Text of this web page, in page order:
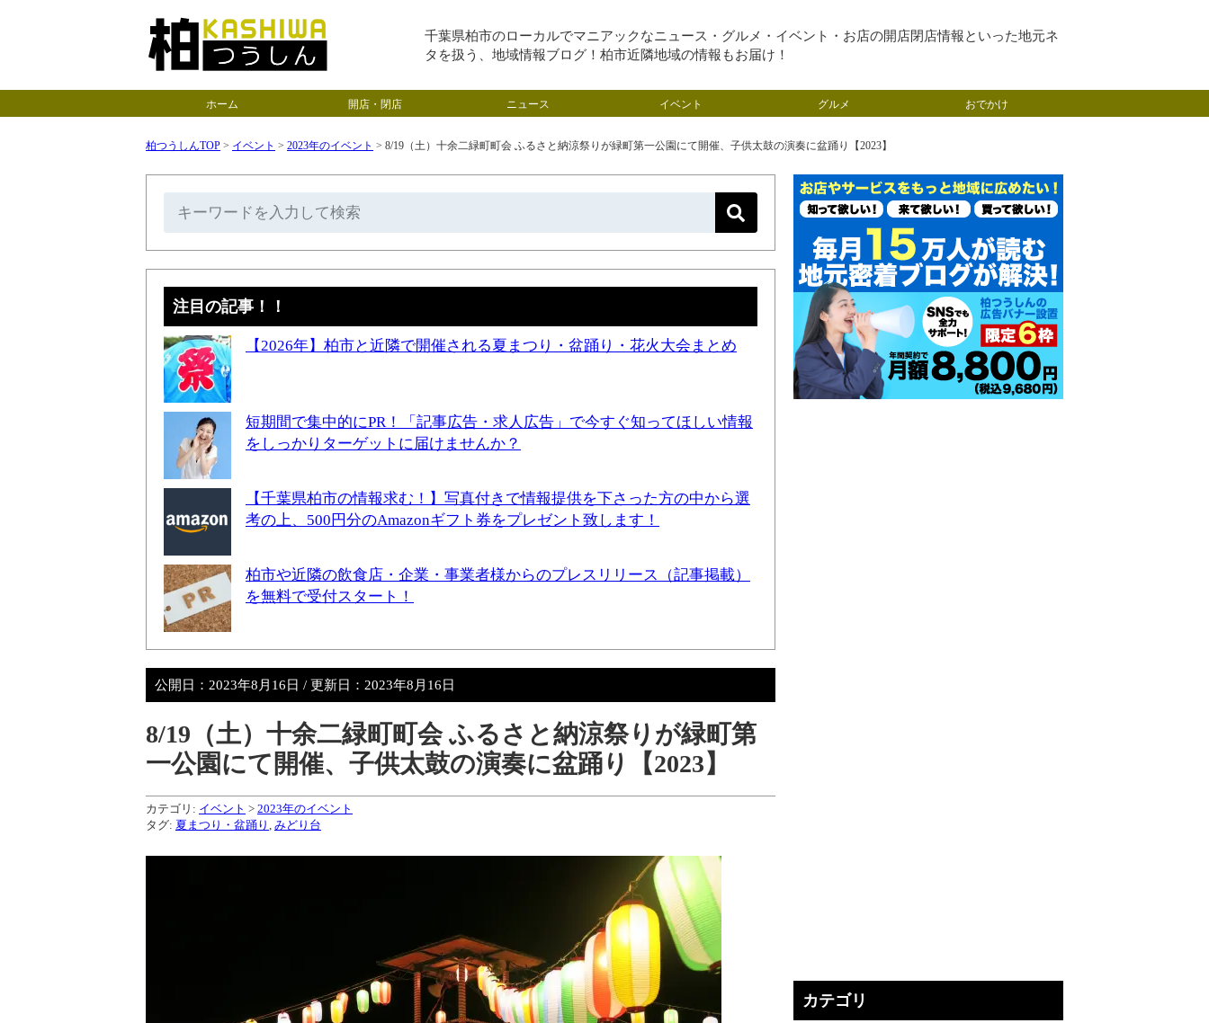
千葉県柏市のローカルでマニアックなニュース・グルメ・イベント・お店の開店閉店情報といった地元ネ
タを扱う、地域情報ブログ！柏市近隣地域の情報もお届け！
ホーム 開店・閉店 ニュース イベント グルメ おでかけ
柏つうしんTOP > イベント > 2023年のイベント > 8/19（土）十余二緑町町会 ふるさと納涼祭りが緑町第一公園にて開催、子供太鼓の演奏に盆踊り【2023】
注目の記事！！
【2026年】柏市と近隣で開催される夏まつり・盆踊り・花火大会まとめ
短期間で集中的にPR！「記事広告・求人広告」で今すぐ知ってほしい情報
をしっかりターゲットに届けませんか？
【千葉県柏市の情報求む！】写真付きで情報提供を下さった方の中から選
考の上、500円分のAmazonギフト券をプレゼント致します！
柏市や近隣の飲食店・企業・事業者様からのプレスリリース（記事掲載）
を無料で受付スタート！
公開日： 2023年8月16日 / 更新日： 2023年8月16日
8/19（土）十余二緑町町会 ふるさと納涼祭りが緑町第
一公園にて開催、子供太鼓の演奏に盆踊り【2023】
カテゴリ: イベント > 2023年のイベント
タグ: 夏まつり・盆踊り みどり台
カテゴリ